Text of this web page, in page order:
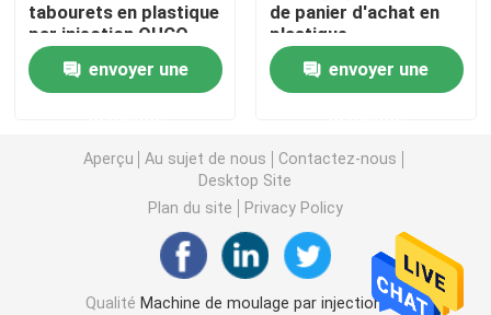
machine à grande vitesse de moulage par injection
Machine de moulage par injection de moteur servo
Machine de moulage par injection d'ANIMAL FAMILIER
Machine de moulage par injection de PVC
Mini Injection Molding Machine
tabourets en plastique
par injection OUCO
880T
envoyer une
de panier d'achat en
plastique
envoyer une
Aperçu Au sujet de nous
Contactez-nous
Desktop Site
Plan du site
Privacy Policy
Qualité Machine de moulage par injection de